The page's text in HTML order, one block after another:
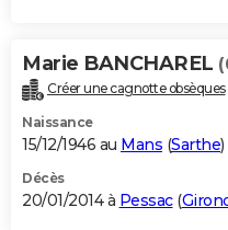
Marie BANCHAREL
Créer une cagnotte obsèques
Naissance
15/12/1946 au Mans (Sarthe)
Décès
20/01/2014 à Pessac(